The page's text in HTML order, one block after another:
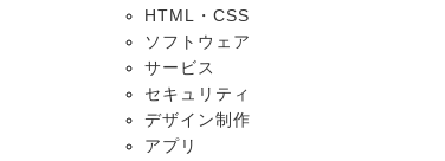
HTML・CSS
ソフトウェア
サービス
セキュリティ
デザイン制作
アプリ